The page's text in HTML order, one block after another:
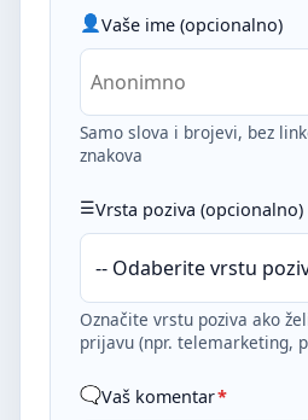
Vaše ime (opcionalno)
Samo slova i brojevi, bez
znakova
Vrsta poziva (opcionalno)
Označite vrstu poziva ako
prijavu (npr. telemarketing,
Vaš komentar*